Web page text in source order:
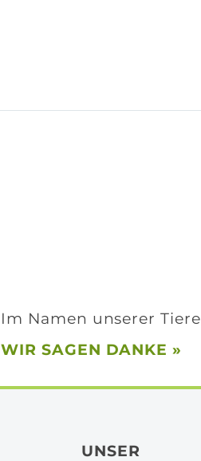
Im Namen unserer Tiere
WIR SAGEN DANKE »
UNSER